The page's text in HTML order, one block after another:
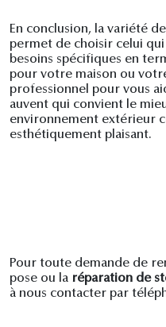
En conclusion, la variété
permet de choisir celui
besoins spécifiques en
pour votre maison ou
professionnel pour vous
auvent qui convient le
environnement extérieur
esthétiquement plaisant.
Pour toute demande de
pose ou la réparation de
à nous contacter par